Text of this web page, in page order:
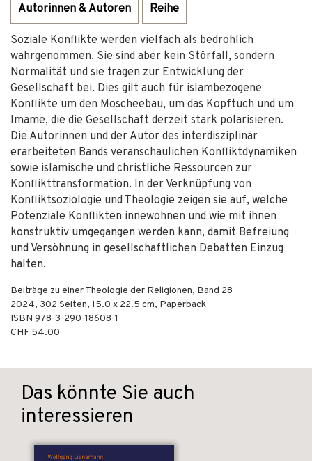
Autorinnen & Autoren Reihe
Soziale Konflikte werden vielfach als bedrohlich
wahrgenommen. Sie sind aber kein Störfall, sondern
Normalität und sie tragen zur Entwicklung der
Gesellschaft bei. Dies gilt auch für islambezogene
Konflikte um den Moscheebau, um das Kopftuch und um
Imame, die die Gesellschaft derzeit stark polarisieren.
Die Autorinnen und der Autor des interdisziplinär
erarbeiteten Bands veranschaulichen Konfliktdynamiken
sowie islamische und christliche Ressourcen zur
Konflikttransformation. In der Verknüpfung von
Konfliktsoziologie und Theologie zeigen sie auf, welche
Potenziale Konflikten innewohnen und wie mit ihnen
konstruktiv umgegangen werden kann, damit Befreiung
und Versöhnung in gesellschaftlichen Debatten Einzug
halten.
Beiträge zu einer Theologie der Religionen, Band 28
2024, 302 Seiten, 15.0 x 22.5 cm, Paperback
ISBN 978-3-290-18608-1
CHF 54.00
Das könnte Sie auch
interessieren